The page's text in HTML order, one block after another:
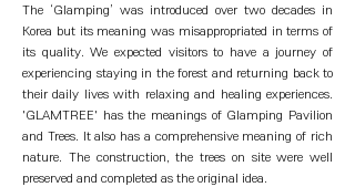
The ‘Glamping’ was introduced over two decades in
Korea but its meaning was misappropriated in terms of
its quality. We expected visitors to have a journey of
experiencing staying in the forest and returning back to
their daily lives with relaxing and healing experiences.
'GLAMTREE' has the meanings of Glamping Pavilion
and Trees. It also has a comprehensive meaning of rich
nature. The construction, the trees on site were well
preserved and completed as the original idea.